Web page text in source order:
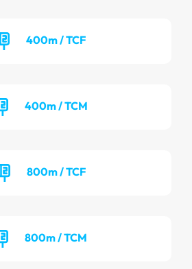
400m / TCF
400m / TCM
800m / TCF
800m / TCM